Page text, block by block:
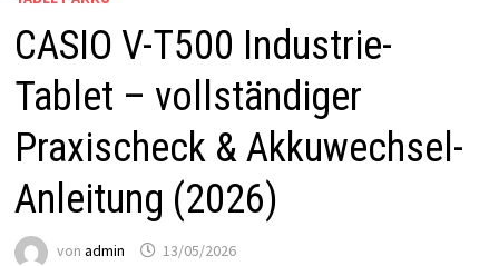
CASIO V-T500 Industrie-
Tablet – vollständiger
Praxischeck & Akkuwechsel-
Anleitung (2026)
von admin 13/05/2026